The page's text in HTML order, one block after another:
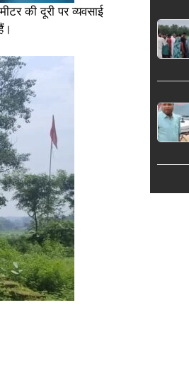
की दूरी पर व्यवसाई